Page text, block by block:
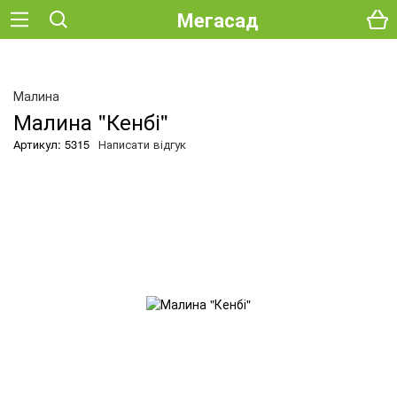
Мегасад
Малина
Малина "Кенбі"
Артикул: 5315 Написати відгук